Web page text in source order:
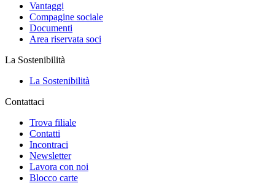
Vantaggi
Compagine sociale
Documenti
Area riservata soci
La Sostenibilità
La Sostenibilità
Contattaci
Trova filiale
Contatti
Incontraci
Newsletter
Lavora con noi
Blocco carte